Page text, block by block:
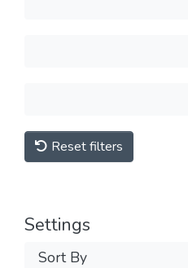
Reset filters
Settings
Sort By